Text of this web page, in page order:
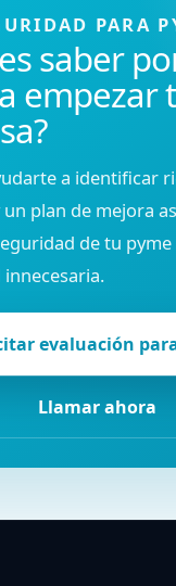
PARA
saber
empezar
a identificar
plan de mejora
de tu
evaluación
Llamar ahora